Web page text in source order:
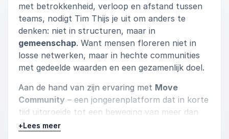
met betrokkenheid, verloop en afstand tussen
teams, nodigt Tim Thijs je uit om anders te
denken: niet in structuren, maar in
gemeenschap. Want mensen floreren niet in
losse netwerken, maar in hechte communities
met gedeelde waarden en een gezamenlijk doel.
Aan de hand van zijn ervaring met Move
Community – een jongerenplatform dat in korte
tijd uitgroeide tot een beweging van meer dan
70.000 volgers – laat Tim Thijs zien hoe je een
+Lees meer